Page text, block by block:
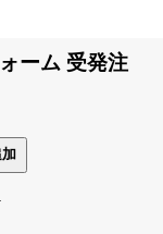
ーム 受発注